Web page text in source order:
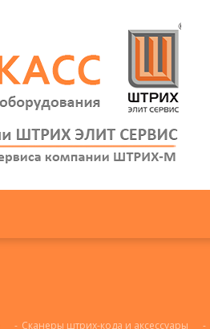
- Сканеры штрих-кода и аксессуары -